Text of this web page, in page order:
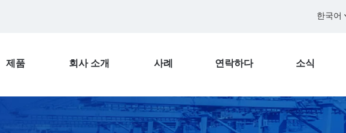
한국어
제품 회사 소개 사례 연락하다 소식